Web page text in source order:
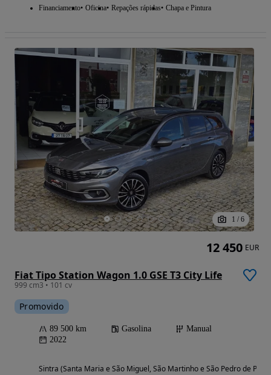
Financiamento Oficina Repações rápidas Chapa e Pintura
1 / 6
Fiat Tipo Station Wagon 1.0 GSE T3 City Life
999 cm3 • 101 cv
Promovido
89 500 km Gasolina
Manual
2022
Sintra (Santa Maria e São Miguel, São Martinho e São Pedro de
12 450 EUR